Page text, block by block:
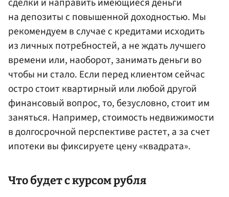
на депозиты с повышенной доходностью. Мы
рекомендуем в случае с кредитами исходить
из личных потребностей, а не ждать лучшего
времени или, наоборот, занимать деньги во
чтобы ни стало. Если перед клиентом сейчас
остро стоит квартирный или любой другой
финансовый вопрос, то, безусловно, стоит им
заняться. Например, стоимость недвижимости
в долгосрочной перспективе растет, а за счет
ипотеки вы фиксируете цену «квадрата».
Что будет с курсом рубля